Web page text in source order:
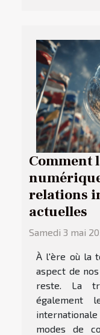
Comment
relations
actuelles
Samedi 3 mai
À l'ère où la
aspect de
reste. La
également
modes de